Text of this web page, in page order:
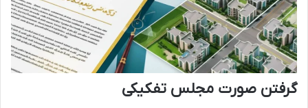
گرفتن صورت مجلس تفکیکی